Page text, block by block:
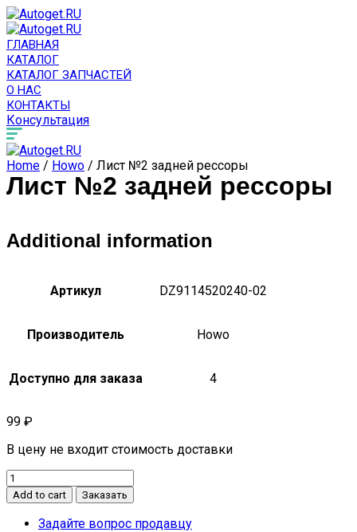
ГЛАВНАЯ
КАТАЛОГ
КАТАЛОГ ЗАПЧАСТЕЙ
О НАС
КОНТАКТЫ
Консультация
Home / Howo / Лист №2 задней рессоры
Лист №2 задней рессоры
Additional information
Артикул DZ9114520240-02
Производитель Howo
Доступно для заказа 4
99 ₽
В цену не входит стоимость доставки
Лист
№2
задней
рессоры
Add to cart Заказать
Задайте вопрос продавцу